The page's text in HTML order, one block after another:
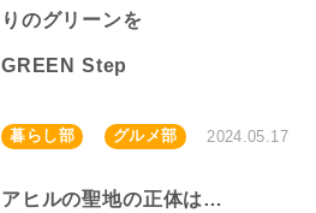
りのグリーンを
GREEN Step
暮らし部 グルメ部 2024.05.17
アヒルの聖地の正体は…